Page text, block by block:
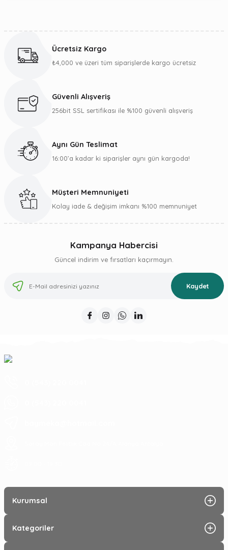
Görüş ve önerileriniz için teşekkür ederiz.
Ürün bilgilerinde hatalar bulunuyor.
Gönder
Ücretsiz Kargo
₺4,000 ve üzeri tüm siparişlerde kargo ücretsiz
Güvenli Alışveriş
256bit SSL sertifikası ile %100 güvenli alışveriş
Aynı Gün Teslimat
16:00’a kadar ki siparişler aynı gün kargoda!
Müşteri Memnuniyeti
Kolay iade & değişim imkanı %100 memnuniyet
Kampanya Habercisi
Güncel indirim ve fırsatları kaçırmayın.
Kaydet
Kurumsal
Kategoriler